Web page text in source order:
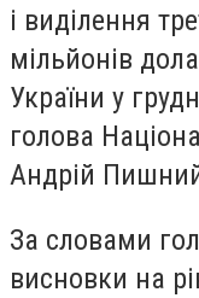
і виділення
мільйонів
України у
голова
Андрій
За словами
висновки на